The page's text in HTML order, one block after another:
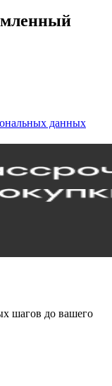
данных
шагов до вашего